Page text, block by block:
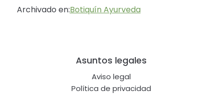
Archivado en:Botiquín Ayurveda
Asuntos legales
Aviso legal
Política de privacidad